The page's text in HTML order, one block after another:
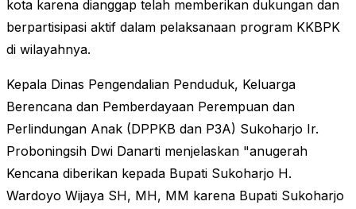
kota karena dianggap telah memberikan dukungan dan
berpartisipasi aktif dalam pelaksanaan program KKBPK
di wilayahnya.
Kepala Dinas Pengendalian Penduduk, Keluarga
Berencana dan Pemberdayaan Perempuan dan
Perlindungan Anak (DPPKB dan P3A) Sukoharjo Ir.
Proboningsih Dwi Danarti menjelaskan "anugerah
Kencana diberikan kepada Bupati Sukoharjo H.
Wardoyo Wijaya SH, MH, MM karena Bupati Sukoharjo